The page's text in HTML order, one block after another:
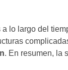
lo largo del
. En resumen, la